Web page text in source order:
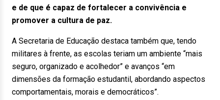
e de que é capaz de fortalecer a convivência e
promover a cultura de paz.
A Secretaria de Educação destaca também que, tendo
militares à frente, as escolas teriam um ambiente “mais
seguro, organizado e acolhedor” e avanços “em
dimensões da formação estudantil, abordando aspectos
comportamentais, morais e democráticos”.